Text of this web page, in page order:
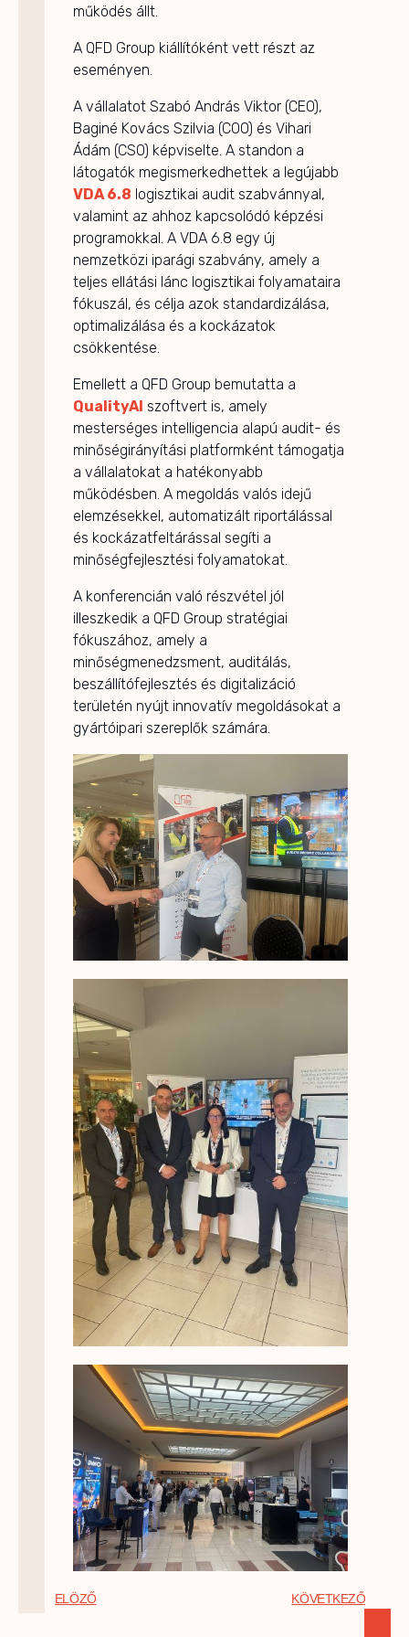
működés állt.
A QFD Group kiállítóként vett részt az
eseményen.
A vállalatot Szabó András Viktor (CEO),
Baginé Kovács Szilvia (COO) és Vihari
Ádám (CSO) képviselte. A standon a
látogatók megismerkedhettek a legújabb
VDA 6.8 logisztikai audit szabvánnyal,
valamint az ahhoz kapcsolódó képzési
programokkal. A VDA 6.8 egy új
nemzetközi iparági szabvány, amely a
teljes ellátási lánc logisztikai folyamataira
fókuszál, és célja azok standardizálása,
optimalizálása és a kockázatok
csökkentése.
Emellett a QFD Group bemutatta a
QualityAI szoftvert is, amely
mesterséges intelligencia alapú audit- és
minőségirányítási platformként támogatja
a vállalatokat a hatékonyabb
működésben. A megoldás valós idejű
elemzésekkel, automatizált riportálással
és kockázatfeltárással segíti a
minőségfejlesztési folyamatokat.
A konferencián való részvétel jól
illeszkedik a QFD Group stratégiai
fókuszához, amely a
minőségmenedzsment, auditálás,
beszállítófejlesztés és digitalizáció
területén nyújt innovatív megoldásokat a
gyártóipari szereplők számára.
ELÖZŐ KÖVETKEZŐ